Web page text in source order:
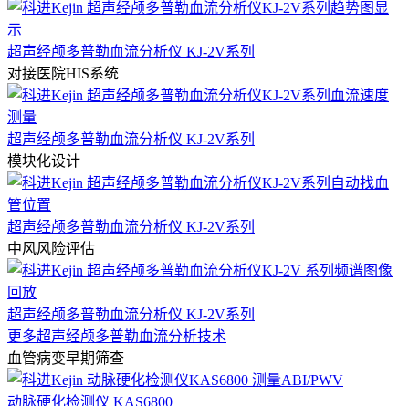
超声经颅多普勒血流分析仪 KJ-2V系列
对接医院HIS系统
超声经颅多普勒血流分析仪 KJ-2V系列
模块化设计
超声经颅多普勒血流分析仪 KJ-2V系列
中风风险评估
超声经颅多普勒血流分析仪 KJ-2V系列
更多超声经颅多普勒血流分析技术
血管病变早期筛查
动脉硬化检测仪 KAS6800